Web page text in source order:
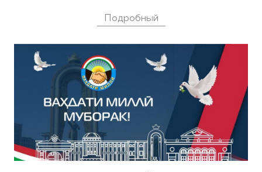
Подробный